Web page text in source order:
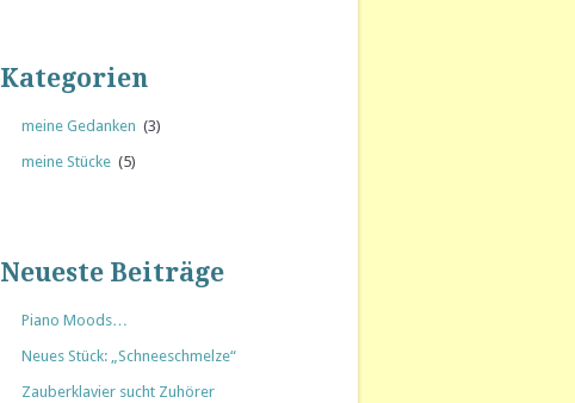
Kategorien
meine Gedanken (3)
meine Stücke (5)
Neueste Beiträge
Piano Moods…
Neues Stück: „Schneeschmelze“
Zauberklavier sucht Zuhörer